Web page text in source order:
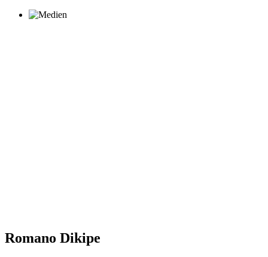
Romano Dikipe